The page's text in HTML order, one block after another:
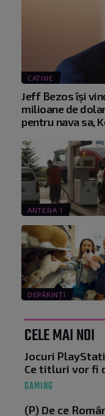
CATINE
Jeff Bezos își
milioane de
pentru nava sa,
ANTENA 1
DEPĂRINȚI
CELE MAI NOI
Jocuri
Ce titluri vor fi
GAMING
(P) De ce